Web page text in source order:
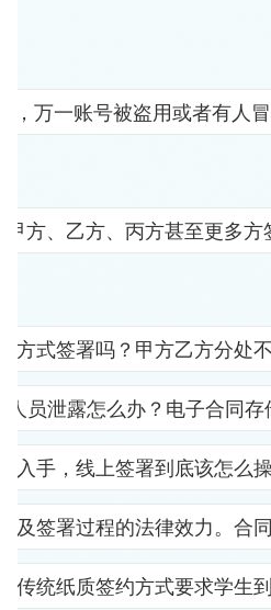
万一账号被盗用或者有
方、乙方、丙方甚至更多
方式签署吗？甲方乙方分
员泄露怎么办？电子合同
入手，线上签署到底该怎
签署过程的法律效力。
统纸质签约方式要求学